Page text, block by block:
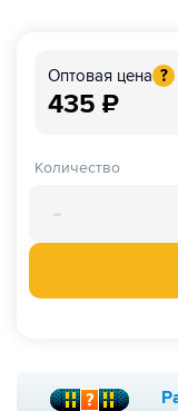
Оптовая цена ?
435 ₽
Количество
-